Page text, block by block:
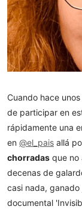
Cuando hace
de participar en
rápidamente una
en @el_pais allá
chorradas que no
decenas de
casi nada,
documental